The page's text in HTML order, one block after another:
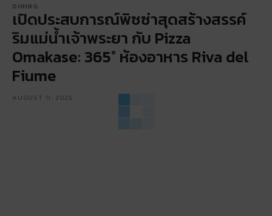
DINING
เปิดประสบการณ์พิซซ่าสุดสร้างสรรค์
ริมแม่น้ำเจ้าพระยา กับ Pizza
Omakase: 365° ห้องอาหาร Riva del
Fiume
AUGUST 11, 2025